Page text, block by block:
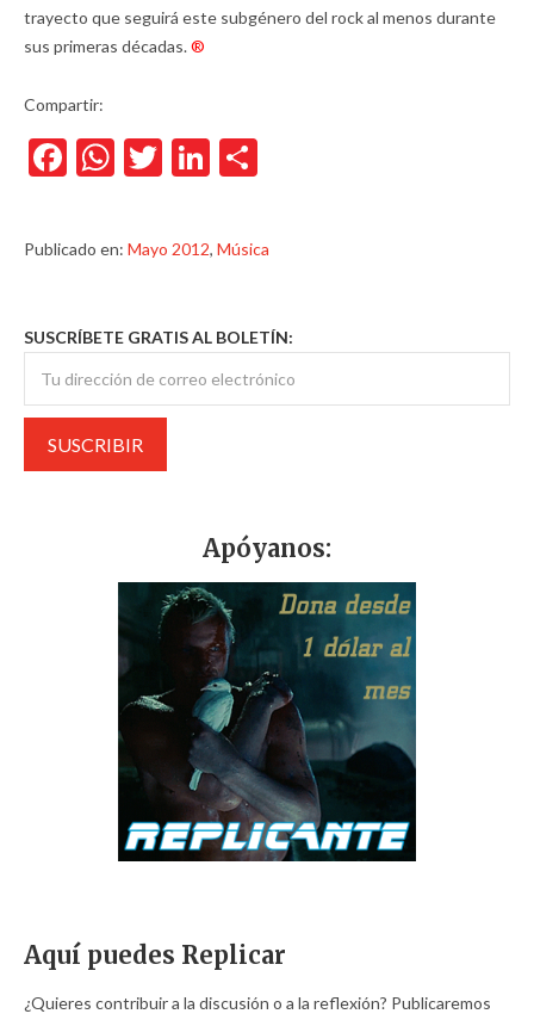
trayecto que seguirá este subgénero del rock al menos durante
sus primeras décadas.®
Compartir:
Facebook
WhatsApp
TwitterLinkedIn
Publicado en: Mayo 2012, Música
SUSCRÍBETE GRATIS AL BOLETÍN:
Apóyanos:
Aquí puedes Replicar
¿Quieres contribuir a la discusión o a la reflexión? Publicaremos